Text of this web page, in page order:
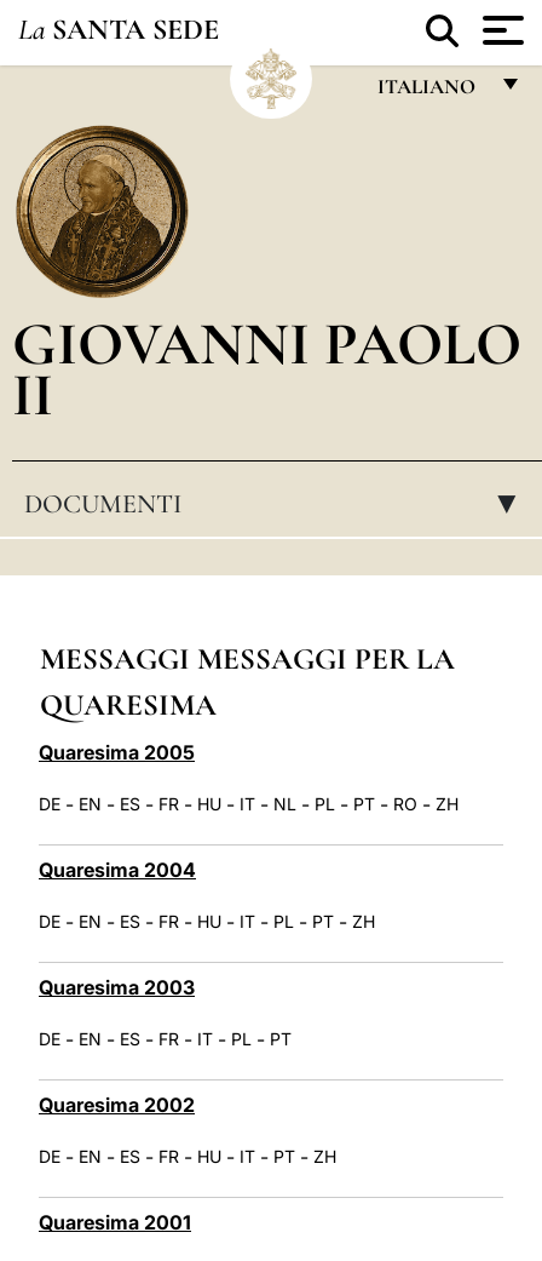
La SANTA SEDE
ITALIANO
ESPAÑOL
DEUTSCH
العربيّة
GIOVANNI PAOLO
II
DOCUMENTI ▸
MESSAGGI MESSAGGI PER LA
QUARESIMA
Quaresima 2005
DE - EN - ES - FR - HU - IT - NL - PL - PT - RO - ZH
Quaresima 2004
DE - EN - ES - FR - HU - IT - PL - PT - ZH
Quaresima 2003
DE - EN - ES - FR - IT - PL - PT
Quaresima 2002
DE - EN - ES - FR - HU - IT - PT - ZH
Quaresima 2001